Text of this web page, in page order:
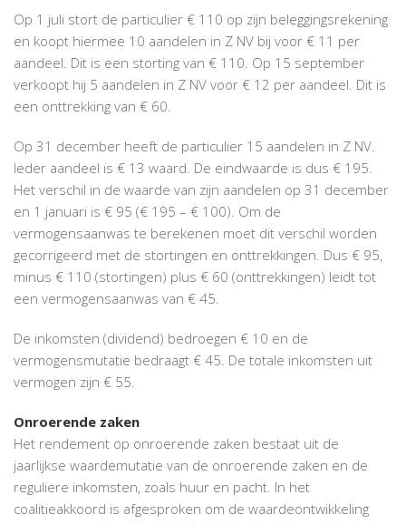
Op 1 juli stort de particulier € 110 op zijn beleggingsrekening
en koopt hiermee 10 aandelen in Z NV bij voor € 11 per
aandeel. Dit is een storting van € 110. Op 15 september
verkoopt hij 5 aandelen in Z NV voor € 12 per aandeel. Dit is
een onttrekking van € 60.
Op 31 december heeft de particulier 15 aandelen in Z NV.
Ieder aandeel is € 13 waard. De eindwaarde is dus € 195.
Het verschil in de waarde van zijn aandelen op 31 december
en 1 januari is € 95 (€ 195 – € 100). Om de
vermogensaanwas te berekenen moet dit verschil worden
gecorrigeerd met de stortingen en onttrekkingen. Dus € 95,
minus € 110 (stortingen) plus € 60 (onttrekkingen) leidt tot
een vermogensaanwas van € 45.
De inkomsten (dividend) bedroegen € 10 en de
vermogensmutatie bedraagt € 45. De totale inkomsten uit
vermogen zijn € 55.
Onroerende zaken
Het rendement op onroerende zaken bestaat uit de
jaarlijkse waardemutatie van de onroerende zaken en de
reguliere inkomsten, zoals huur en pacht. In het
coalitieakkoord is afgesproken om de waardeontwikkeling